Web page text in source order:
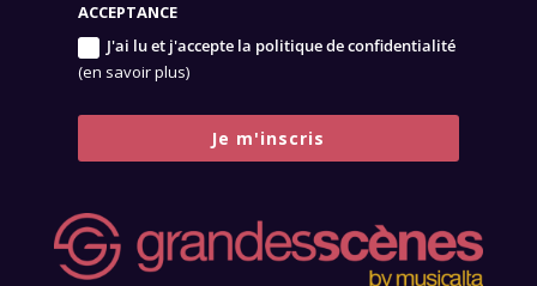
ACCEPTANCE
J'ai lu et j'accepte la politique de confidentialité
(en savoir plus)
Je m'inscris